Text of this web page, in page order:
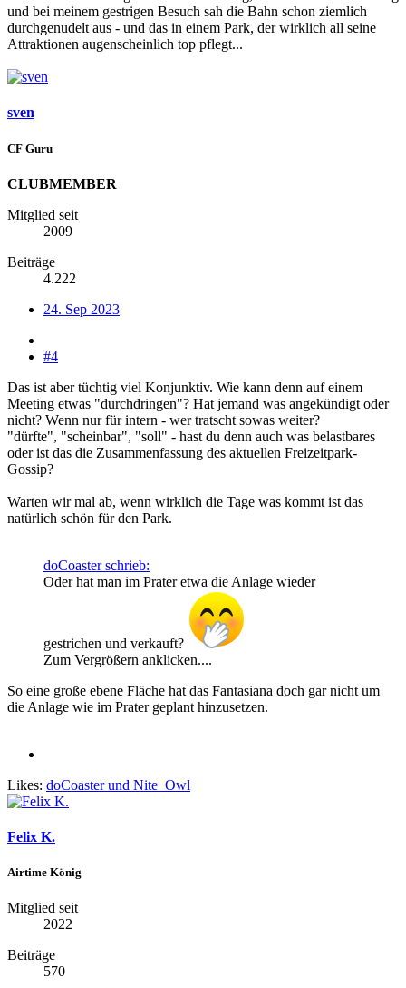
und bei meinem gestrigen Besuch sah die Bahn schon ziemlich
durchgenudelt aus - und das in einem Park, der wirklich all seine
Attraktionen augenscheinlich top pflegt...
sven
CF Guru
CLUBMEMBER
Mitglied seit
2009
Beiträge
4.222
24. Sep 2023
#4
Das ist aber tüchtig viel Konjunktiv. Wie kann denn auf einem
Meeting etwas "durchdringen"? Hat jemand was angekündigt oder
nicht? Wenn nur für intern - wer tratscht sowas weiter?
"dürfte", "scheinbar", "soll" - hast du denn auch was belastbares
oder ist das die Zusammenfassung des aktuellen Freizeitpark-
Gossip?
Warten wir mal ab, wenn wirklich die Tage was kommt ist das
natürlich schön für den Park.
doCoaster schrieb:
Oder hat man im Prater etwa die Anlage wieder
gestrichen und verkauft?
Zum Vergrößern anklicken....
So eine große ebene Fläche hat das Fantasiana doch gar nicht um
die Anlage wie im Prater geplant hinzusetzen.
Likes: doCoasterund Nite_Owl
Felix K.
Airtime König
Mitglied seit
2022
Beiträge
570